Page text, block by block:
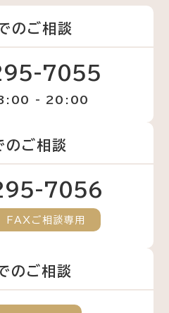
のご相談
7055
- 20:00
のご相談
7056
FAXご相談専用
のご相談